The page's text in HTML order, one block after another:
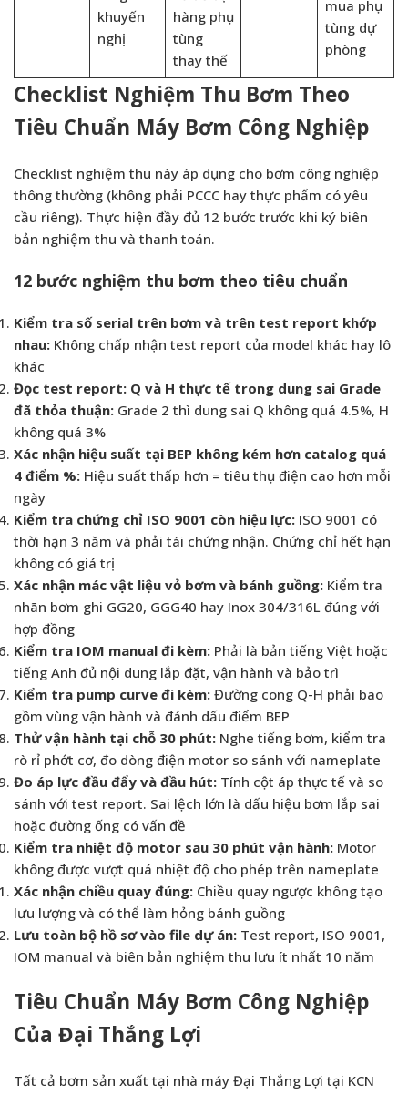
khuyến
nghị
hàng phụ
tùng
thay thế
mua phụ
tùng dự
phòng
Checklist Nghiệm Thu Bơm Theo
Tiêu Chuẩn Máy Bơm Công Nghiệp
Checklist nghiệm thu này áp dụng cho bơm công nghiệp
thông thường (không phải PCCC hay thực phẩm có yêu
cầu riêng). Thực hiện đầy đủ 12 bước trước khi ký biên
bản nghiệm thu và thanh toán.
12 bước nghiệm thu bơm theo tiêu chuẩn
Kiểm tra số serial trên bơm và trên test report khớp
nhau: Không chấp nhận test report của model khác hay lô
khác
Đọc test report: Q và H thực tế trong dung sai Grade
đã thỏa thuận: Grade 2 thì dung sai Q không quá 4.5%, H
không quá 3%
Xác nhận hiệu suất tại BEP không kém hơn catalog quá
4 điểm %: Hiệu suất thấp hơn = tiêu thụ điện cao hơn mỗi
ngày
Kiểm tra chứng chỉ ISO 9001 còn hiệu lực: ISO 9001 có
thời hạn 3 năm và phải tái chứng nhận. Chứng chỉ hết hạn
không có giá trị
Xác nhận mác vật liệu vỏ bơm và bánh guồng: Kiểm tra
nhãn bơm ghi GG20, GGG40 hay Inox 304/316L đúng với
hợp đồng
Kiểm tra IOM manual đi kèm: Phải là bản tiếng Việt hoặc
tiếng Anh đủ nội dung lắp đặt, vận hành và bảo trì
Kiểm tra pump curve đi kèm: Đường cong Q-H phải bao
gồm vùng vận hành và đánh dấu điểm BEP
Thử vận hành tại chỗ 30 phút: Nghe tiếng bơm, kiểm tra
rò rỉ phớt cơ, đo dòng điện motor so sánh với nameplate
Đo áp lực đầu đẩy và đầu hút: Tính cột áp thực tế và so
sánh với test report. Sai lệch lớn là dấu hiệu bơm lắp sai
hoặc đường ống có vấn đề
Kiểm tra nhiệt độ motor sau 30 phút vận hành: Motor
không được vượt quá nhiệt độ cho phép trên nameplate
Xác nhận chiều quay đúng: Chiều quay ngược không tạo
lưu lượng và có thể làm hỏng bánh guồng
Lưu toàn bộ hồ sơ vào file dự án: Test report, ISO 9001,
IOM manual và biên bản nghiệm thu lưu ít nhất 10 năm
Tiêu Chuẩn Máy Bơm Công Nghiệp
Của Đại Thắng Lợi
Tất cả bơm sản xuất tại nhà máy Đại Thắng Lợi tại KCN